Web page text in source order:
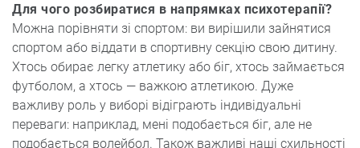
Для чого розбиратися в напрямках психотерапії?
Можна порівняти зі спортом: ви вирішили зайнятися
спортом або віддати в спортивну секцію свою дитину.
Хтось обирає легку атлетику або біг, хтось займається
футболом, а хтось — важкою атлетикою. Дуже
важливу роль у виборі відіграють індивідуальні
переваги: наприклад, мені подобається біг, але не
подобається волейбол. Також важливі наші схильності